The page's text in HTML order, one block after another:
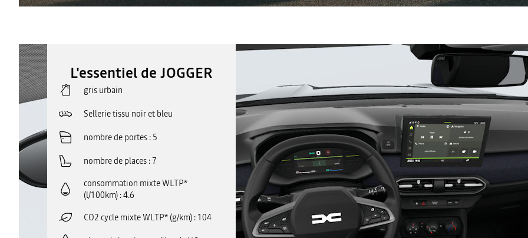
L'essentiel de JOGGER
gris urbain
Sellerie tissu noir et bleu
nombre de portes 5
nombre de places 7
consommation mixte WLTP*
(l/100km) 4.6
CO2 cycle mixte WLTP* (g/km) 104